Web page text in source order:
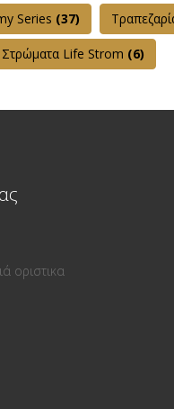
Series (37)
Στρώματα Life Strom (6)
οριστικα